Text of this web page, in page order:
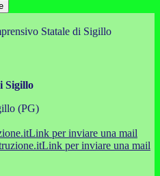
Statale di Sigillo
Sigillo
(PG)
Link per inviare una mail
Link per inviare una mail